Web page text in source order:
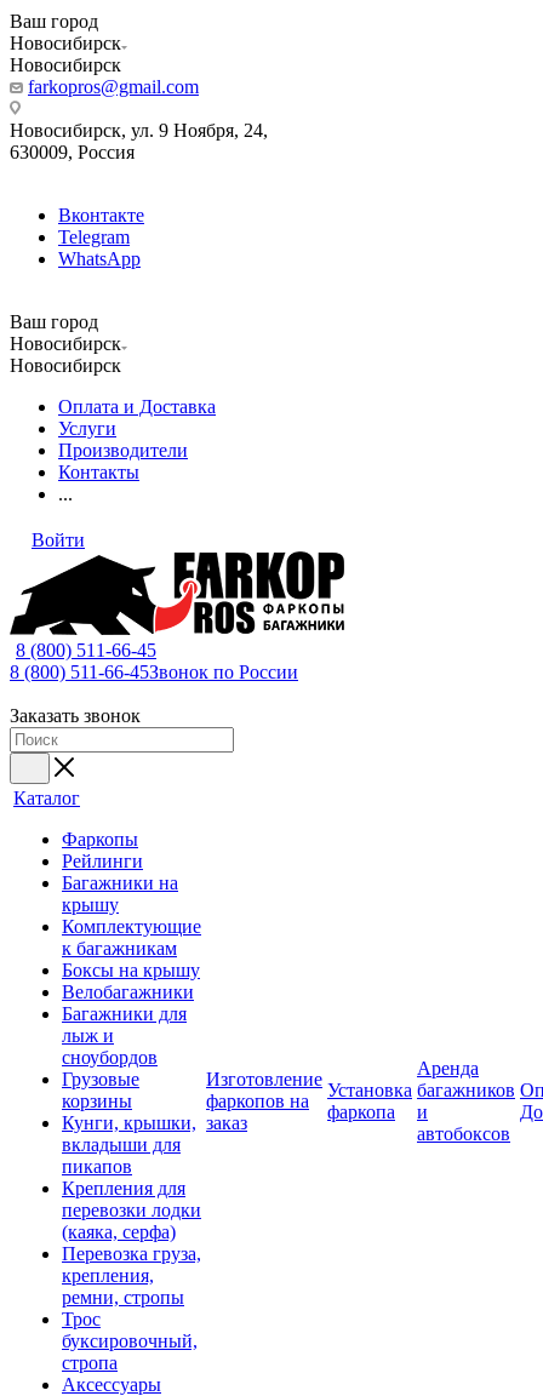
Ваш город
Новосибирск
Новосибирск
farkopros@gmail.com
Новосибирск, ул. 9 Ноября, 24,
630009, Россия
Вконтакте
Telegram
WhatsApp
Ваш город
Новосибирск
Новосибирск
Оплата и Доставка
Услуги
Производители
Контакты
...
Войти
8 (800) 511-66-45
8 (800) 511-66-45Звонок по России
Заказать звонок
Каталог
Фаркопы
Рейлинги
Багажники на
крышу
Комплектующие
к багажникам
Боксы на крышу
Велобагажники
Багажники для
лыж и
сноубордов
Грузовые
корзины
Кунги, крышки,
вкладыши для
пикапов
Крепления для
перевозки лодки
(каяка, серфа)
Перевозка груза,
крепления,
ремни, стропы
Трос
буксировочный,
стропа
Аксессуары
Изготовление
фаркопов на
заказ
Установка
фаркопа
Аренда
багажников
и
автобоксов